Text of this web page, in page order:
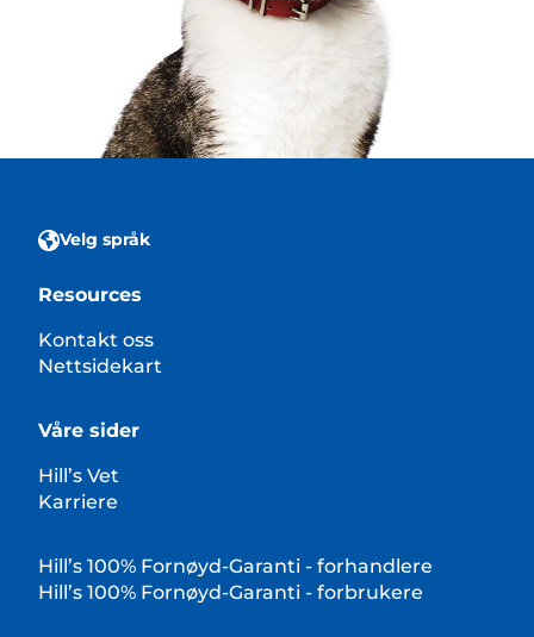
Velg språk
Resources
Kontakt oss
Nettsidekart
Våre sider
Hill’s Vet
Karriere
Hill’s 100% Fornøyd-Garanti - forhandlere
Hill’s 100% Fornøyd-Garanti - forbrukere